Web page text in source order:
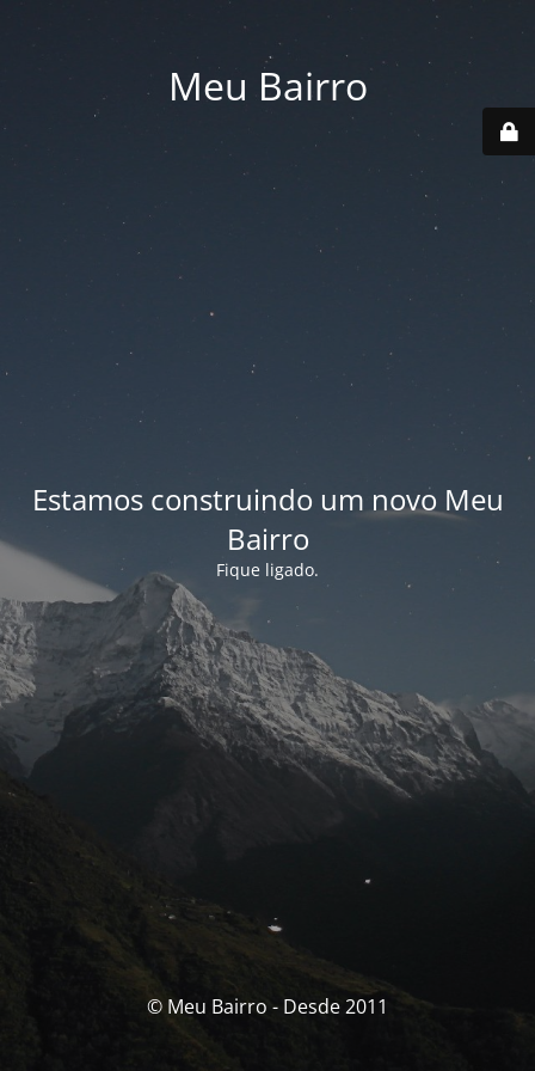
Meu Bairro
Estamos construindo um novo Meu
Bairro
Fique ligado.
© Meu Bairro - Desde 2011